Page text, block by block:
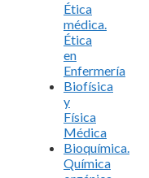
Ética
médica.
Ética
en
Enfermería
Biofísica
y
Física
Médica
Bioquímica.
Química